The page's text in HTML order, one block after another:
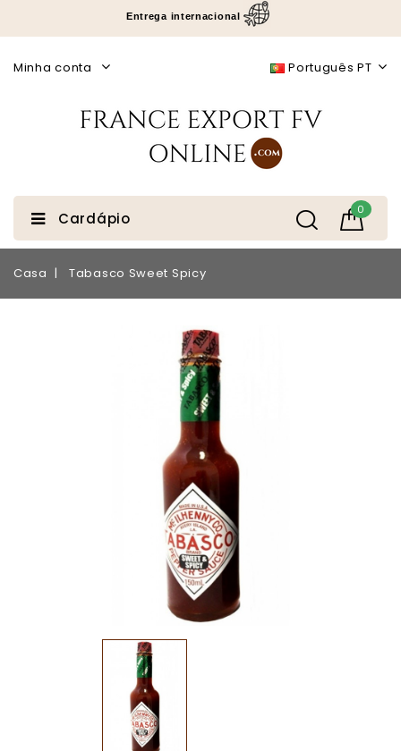
Entrega internacional
Português PT
Minha conta
0
Cardápio
Casa Tabasco Sweet Spicy